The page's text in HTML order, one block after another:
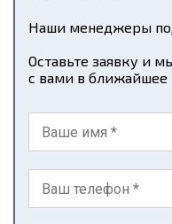
Наши менеджеры
Оставьте заявку и
с вами в ближайшее